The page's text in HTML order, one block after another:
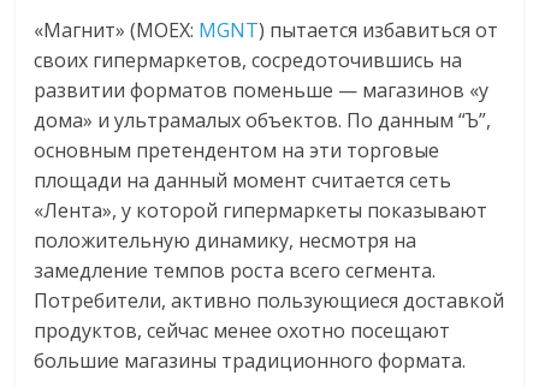
«Магнит» (MOEX: MGNT) пытается избавиться от
своих гипермаркетов, сосредоточившись на
развитии форматов поменьше — магазинов «у
дома» и ультрамалых объектов. По данным “Ъ”,
основным претендентом на эти торговые
площади на данный момент считается сеть
«Лента», у которой гипермаркеты показывают
положительную динамику, несмотря на
замедление темпов роста всего сегмента.
Потребители, активно пользующиеся доставкой
продуктов, сейчас менее охотно посещают
большие магазины традиционного формата.